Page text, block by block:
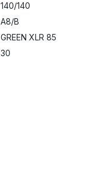
140/140
A8/B
GREEN XLR 85
30